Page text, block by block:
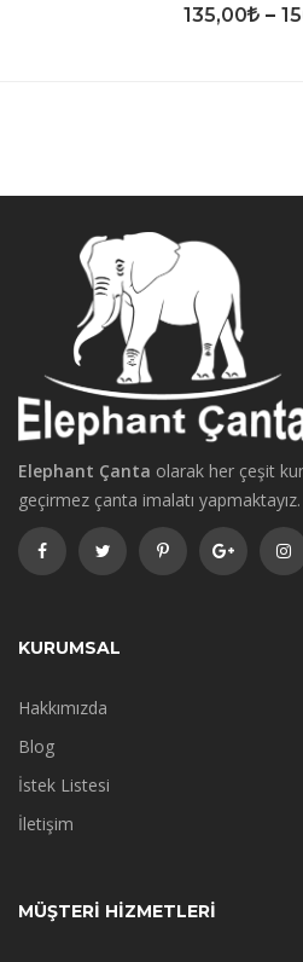
135,00 –
Elephant Çanta olarak her çeşit
geçirmez çanta imalatı yapmaktayız.
KURUMSAL
Hakkımızda
Blog
İstek Listesi
İletişim
MÜŞTERİ HİZMETLERİ